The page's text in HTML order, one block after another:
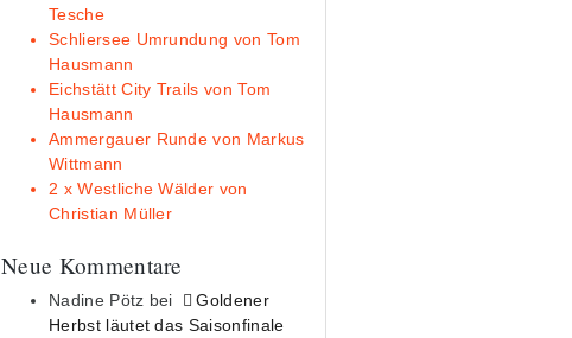
Tesche
Schliersee Umrundung von Tom
Hausmann
Eichstätt City Trails von Tom
Hausmann
Ammergauer Runde von Markus
Wittmann
2 x Westliche Wälder von
Christian Müller
Neue Kommentare
Nadine Pötz bei
Goldener
Herbst läutet das Saisonfinale